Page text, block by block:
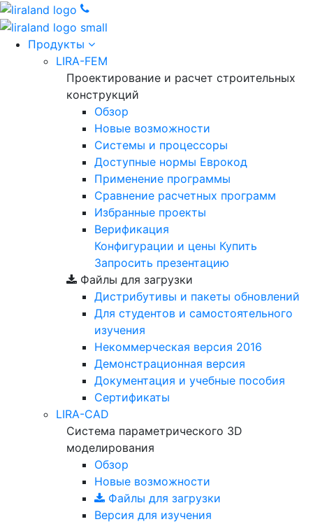
Продукты
LIRA-FEM
Проектирование и расчет строительных
конструкций
Обзор
Новые возможности
Cистемы и процессоры
Доступные нормы Еврокод
Применение программы
Сравнение расчетных программ
Избранные проекты
Верификация
Конфигурации и цены Купить
Запросить презентацию
Файлы для загрузки
Дистрибутивы и пакеты обновлений
Для студентов и самостоятельного
изучения
Некоммерческая версия 2016
Демонстрационная версия
Документация и учебные пособия
Сертификаты
LIRA-CAD
Система параметрического 3D
моделирования
Обзор
Новые возможности
Файлы для загрузки
Версия для изучения